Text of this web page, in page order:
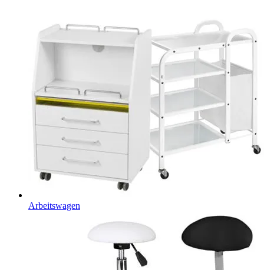
Arbeitswagen